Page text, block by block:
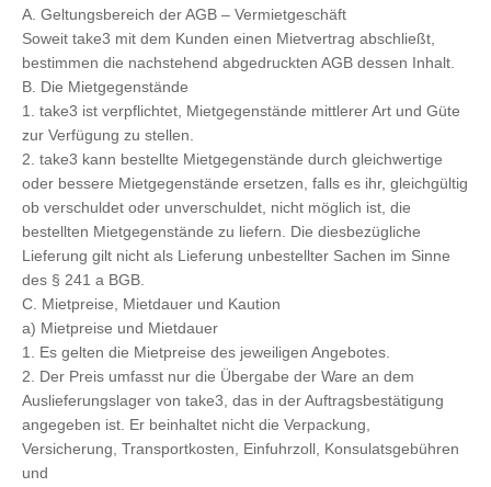
A. Geltungsbereich der AGB – Vermietgeschäft
Soweit take3 mit dem Kunden einen Mietvertrag abschließt,
bestimmen die nachstehend abgedruckten AGB dessen Inhalt.
B. Die Mietgegenstände
1. take3 ist verpflichtet, Mietgegenstände mittlerer Art und Güte
zur Verfügung zu stellen.
2. take3 kann bestellte Mietgegenstände durch gleichwertige
oder bessere Mietgegenstände ersetzen, falls es ihr, gleichgültig
ob verschuldet oder unverschuldet, nicht möglich ist, die
bestellten Mietgegenstände zu liefern. Die diesbezügliche
Lieferung gilt nicht als Lieferung unbestellter Sachen im Sinne
des § 241 a BGB.
C. Mietpreise, Mietdauer und Kaution
a) Mietpreise und Mietdauer
1. Es gelten die Mietpreise des jeweiligen Angebotes.
2. Der Preis umfasst nur die Übergabe der Ware an dem
Auslieferungslager von take3, das in der Auftragsbestätigung
angegeben ist. Er beinhaltet nicht die Verpackung,
Versicherung, Transportkosten, Einfuhrzoll, Konsulatsgebühren
und